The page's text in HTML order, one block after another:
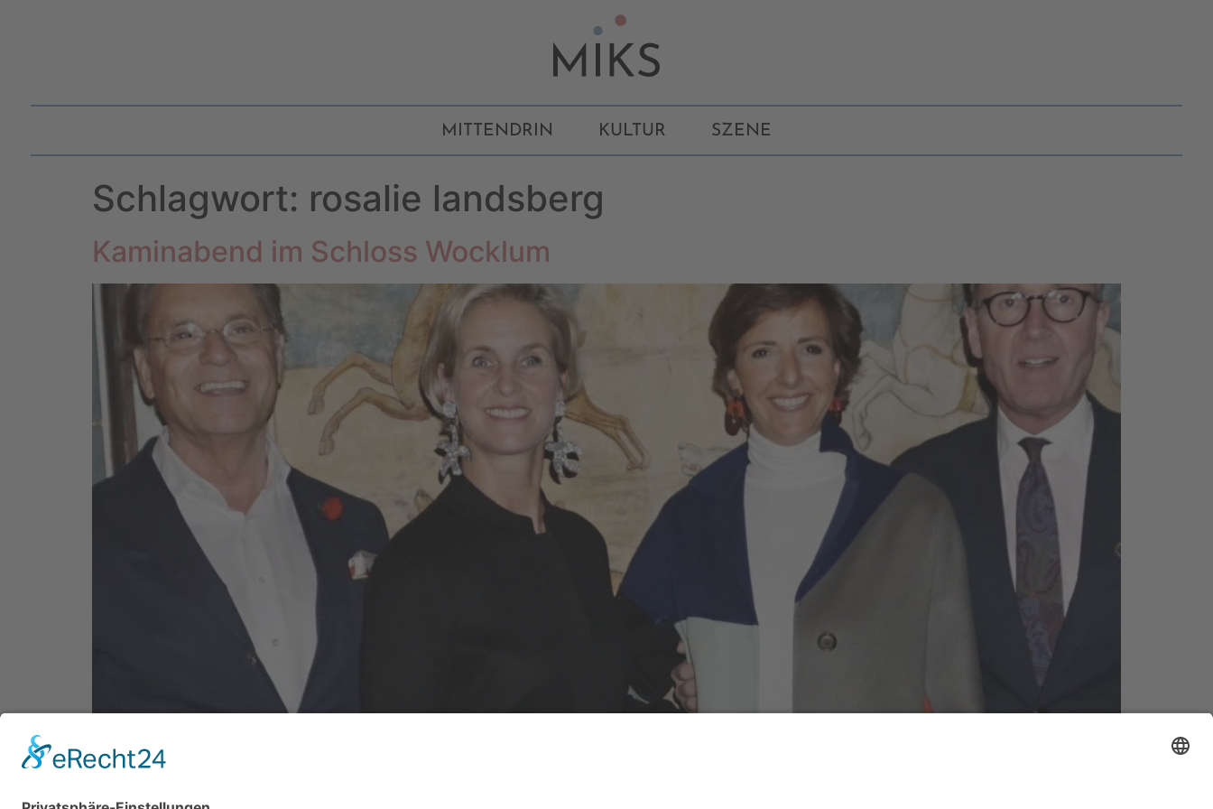
MITTENDRIN KULTUR SZENE
Schlagwort: rosalie landsberg
Kaminabend im Schloss Wocklum
Tradition in Balve: Rosalie Landsberg-Velen lädt zum Kaminabend ins Schloss Wocklum. Eine Einstimmung auf das OPTIMUM im Mai.